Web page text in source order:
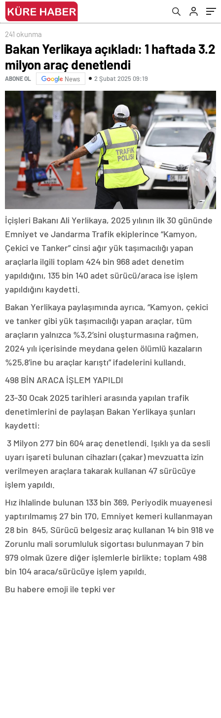
241 okunma
Bakan Yerlikaya açıkladı: 1 haftada 3.2
milyon araç denetlendi
ABONE OL News 2 Şubat 2025 09:19
İçişleri Bakanı Ali Yerlikaya, 2025 yılının ilk 30 gününde
Emniyet ve Jandarma Trafik ekiplerince “Kamyon,
Çekici ve Tanker” cinsi ağır yük taşımacılığı yapan
araçlarla ilgili toplam 424 bin 968 adet denetim
yapıldığını, 135 bin 140 adet sürücü/araca ise işlem
yapıldığını kaydetti.
Bakan Yerlikaya paylaşımında ayrıca, “Kamyon, çekici
ve tanker gibi yük taşımacılığı yapan araçlar, tüm
araçların yalnızca %3,2’sini oluşturmasına rağmen,
2024 yılı içerisinde meydana gelen ölümlü kazaların
%25,8’ine bu araçlar karıştı” ifadelerini kullandı.
498 BİN ARACA İŞLEM YAPILDI
23-30 Ocak 2025 tarihleri arasında yapılan trafik
denetimlerini de paylaşan Bakan Yerlikaya şunları
kaydetti:
3 Milyon 277 bin 604 araç denetlendi. Işıklı ya da sesli
uyarı işareti bulunan cihazları (çakar) mevzuatta izin
verilmeyen araçlara takarak kullanan 47 sürücüye
işlem yapıldı.
Hız ihlalinde bulunan 133 bin 369, Periyodik muayenesi
yaptırılmamış 27 bin 170, Emniyet kemeri kullanmayan
28 bin 845, Sürücü belgesiz araç kullanan 14 bin 918 ve
Zorunlu mali sorumluluk sigortası bulunmayan 7 bin
979 olmak üzere diğer işlemlerle birlikte; toplam 498
bin 104 araca/sürücüye işlem yapıldı.
Bu habere emoji ile tepki ver